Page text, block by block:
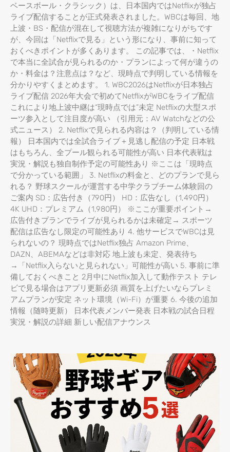
ベースボール・クラシック）は、日本国内ではNetflixが独占
ライブ配信することが正式発表されました。WBCは毎回、地
上波・BS・配信が混在して視聴方法が複雑になりがちです
が、今回は「Netflixで見る」という形になり、事前に知って
おくべきポイントが多くあります。 この記事では、・Netflix
で本当に全試合が見られるのか・プランによって何が違うの
か・料金は？注意点は？など、現時点で判明している情報を
分かりやすくまとめます。 1. WBC2026はNetflixが日本独占
ライブ配信 2026年大会で初めてNetflixがWBCをライブ配信
これにより地上波中継は“現時点では”未定 Netflixの大型スポ
ーツ参入として注目度が高い （引用元：AV Watchなどの公
式ニュース） 2. Netflixで見られる内容は？（判明している情
報） 日本国内では全試合ライブ＋見逃し配信の予定 日本戦
はもちろん、全プール観られる可能性が高い 日本代表戦は
実況・解説も独自制作予定の可能性あり ※ここは「現時点
で分かっている範囲」 3. Netflixの料金と、どのプランで見ら
れる？ 野球スクールが運営する中学クラブチーム体験回の
ご案内 SD：広告付き（790円） HD：広告なし（1,490円）
4K UHD：プレミアム（1,980円） ※ここが重要ポイント→
広告付きプランでライブが見られるかは未確定→ スポーツ
配信は広告なし限定の可能性あり 4. 他サービスでWBCは見
られないの？ 現時点ではNetflix独占 Amazon Prime、
DAZN、ABEMAなどは非対応 地上波も未定、発表待ち
→「Netflix入らないと見られない」可能性が高い 5. 事前に準
備しておくべきこと 2月中にNetflix加入して動作テスト テレ
ビで見る場合はアプリ更新必須 画質を上げたいならプレミ
アムプランが安定 ネット環境（Wi-Fi）が重要 6. 今後の追加
情報（随時更新） 日本代表メンバー発表 日本戦の試合日程
実況・解説の詳細 新しい配信アナウンス